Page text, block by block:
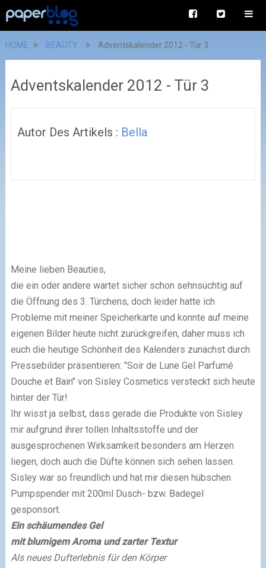
HOME BEAUTY Adventskalender 2012 - Tür 3
Adventskalender 2012 - Tür 3
Autor Des Artikels : Bella
Meine lieben Beauties,
die ein oder andere wartet sicher schon sehnsüchtig auf
die Öffnung des 3. Türchens, doch leider hatte ich
Probleme mit meiner Speicherkarte und konnte auf meine
eigenen Bilder heute nicht zurückgreifen, daher muss ich
euch die heutige Schönheit des Kalenders zunächst durch
Pressebilder präsentieren: "Soir de Lune Gel Parfumé
Douche et Bain" von Sisley Cosmetics versteckt sich heute
hinter der Tür!
Ihr wisst ja selbst, dass gerade die Produkte von Sisley
mir aufgrund ihrer tollen Inhaltsstoffe und der
ausgesprochenen Wirksamkeit besonders am Herzen
liegen, doch auch die Düfte können sich sehen lassen.
Sisley war so freundlich und hat mir diesen hübschen
Pumpspender mit 200ml Dusch- bzw. Badegel
gesponsort.
Ein schäumendes Gel
mit blumigem Aroma und zarter Textur
Als neues Dufterlebnis für den Körper